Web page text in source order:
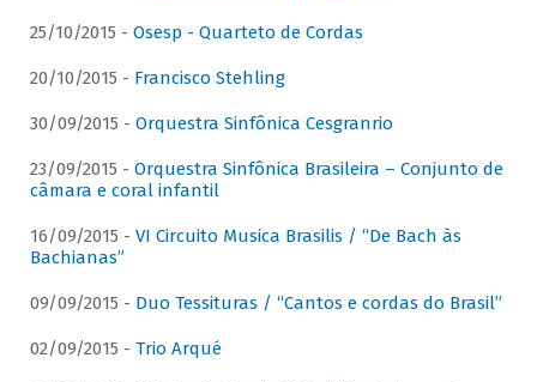
25/10/2015 - Osesp - Quarteto de Cordas
20/10/2015 - Francisco Stehling
30/09/2015 - Orquestra Sinfônica Cesgranrio
23/09/2015 - Orquestra Sinfônica Brasileira – Conjunto de
câmara e coral infantil
16/09/2015 - VI Circuito Musica Brasilis / “De Bach às
Bachianas”
09/09/2015 - Duo Tessituras / “Cantos e cordas do Brasil”
02/09/2015 - Trio Arqué